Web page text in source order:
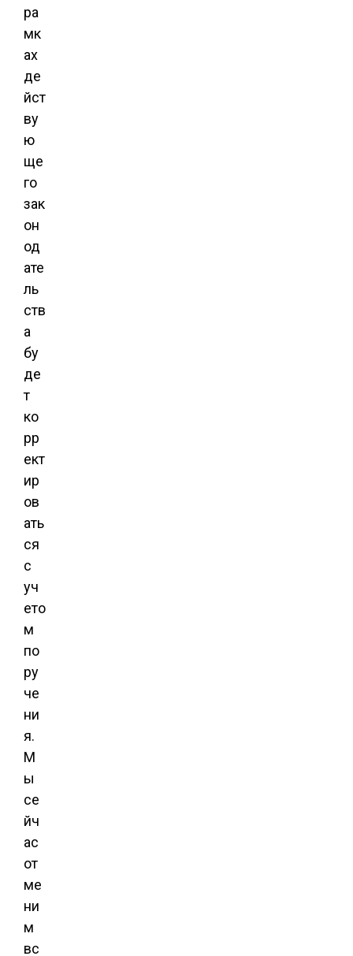
ра
мк
ах
де
йст
ву
ю
ще
го
зак
он
од
ате
ль
ств
а
бу
де
т
ко
рр
ект
ир
ов
ать
ся
с
уч
ето
м
по
ру
че
ни
я.
М
ы
се
йч
ас
от
ме
ни
м
вс